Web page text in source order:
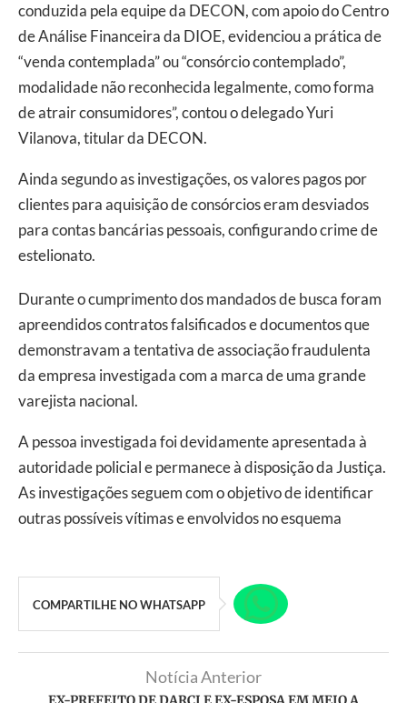
conduzida pela equipe da DECON, com apoio do Centro
de Análise Financeira da DIOE, evidenciou a prática de
“venda contemplada” ou “consórcio contemplado”,
modalidade não reconhecida legalmente, como forma
de atrair consumidores”, contou o delegado Yuri
Vilanova, titular da DECON.
Ainda segundo as investigações, os valores pagos por
clientes para aquisição de consórcios eram desviados
para contas bancárias pessoais, configurando crime de
estelionato.
Durante o cumprimento dos mandados de busca foram
apreendidos contratos falsificados e documentos que
demonstravam a tentativa de associação fraudulenta
da empresa investigada com a marca de uma grande
varejista nacional.
A pessoa investigada foi devidamente apresentada à
autoridade policial e permanece à disposição da Justiça.
As investigações seguem com o objetivo de identificar
outras possíveis vítimas e envolvidos no esquema
COMPARTILHE NO WHATSAPP
Notícia Anterior